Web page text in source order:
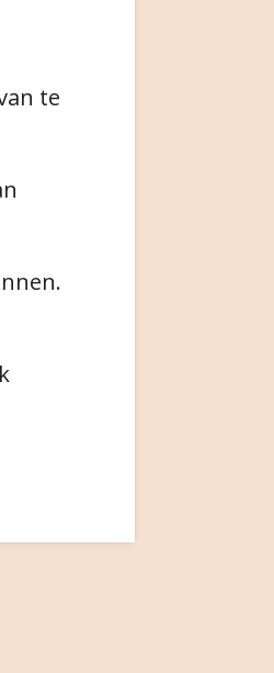
te